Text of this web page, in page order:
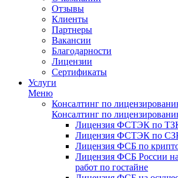
Отзывы
Клиенты
Партнеры
Вакансии
Благодарности
Лицензии
Сертификаты
Услуги
Меню
Консалтинг по
Консалтинг по
Лицензия ФСТЭК по
Лицензия ФСТЭК по
Лицензия ФСБ по
Лицензия ФСБ России
работ по гостайне